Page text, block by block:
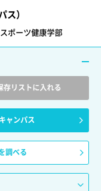
）
ポーツ健康学部
存リストに入れる
ャンパス
調べる